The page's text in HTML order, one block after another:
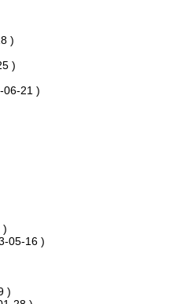
)
)
06-21 )
)
05-16 )
)